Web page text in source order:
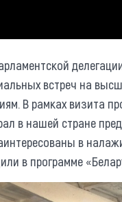
встреч на
В рамках визита
в нашей стране
в
в программе